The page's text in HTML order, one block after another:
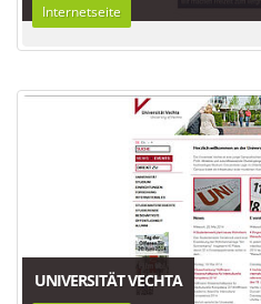
Internetseite
UNIVERSITÄT VECHTA